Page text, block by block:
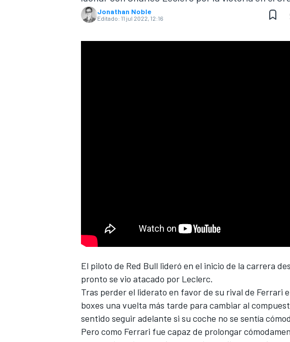
NASCAR CUP
Jonathan Noble
Editado: 11 jul 2022, 12:16
El piloto de Red Bull lideró en el inicio de la carrera
pronto se vio atacado por Leclerc.
Tras perder el liderato en favor de su rival de Ferrari
boxes una vuelta más tarde para cambiar al
sentido seguir adelante si su coche no se sentía
Pero como Ferrari fue capaz de prolongar